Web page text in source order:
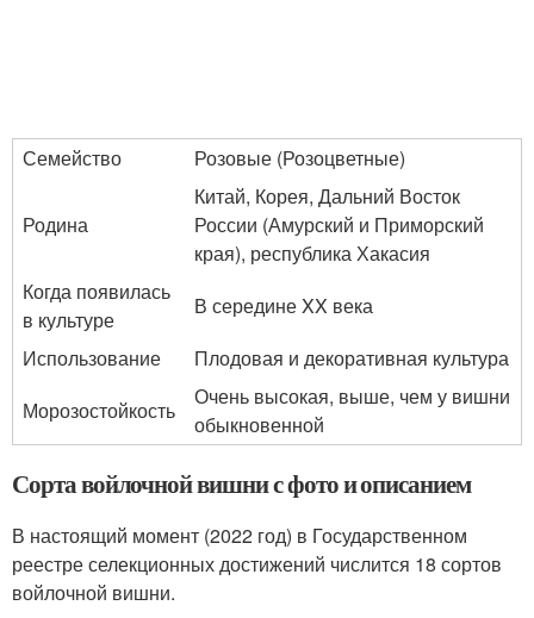
Семейство Розовые (Розоцветные)
Родина
Китай, Корея, Дальний Восток
России (Амурский и Приморский
края), республика Хакасия
Когда появилась
в культуре
В середине XX века
Использование
Плодовая и декоративная культура
Морозостойкость
Очень высокая, выше, чем у вишни
обыкновенной
Сорта войлочной вишни с фото и описанием
В настоящий момент (2022 год) в Государственном
реестре селекционных достижений числится 18 сортов
войлочной вишни.